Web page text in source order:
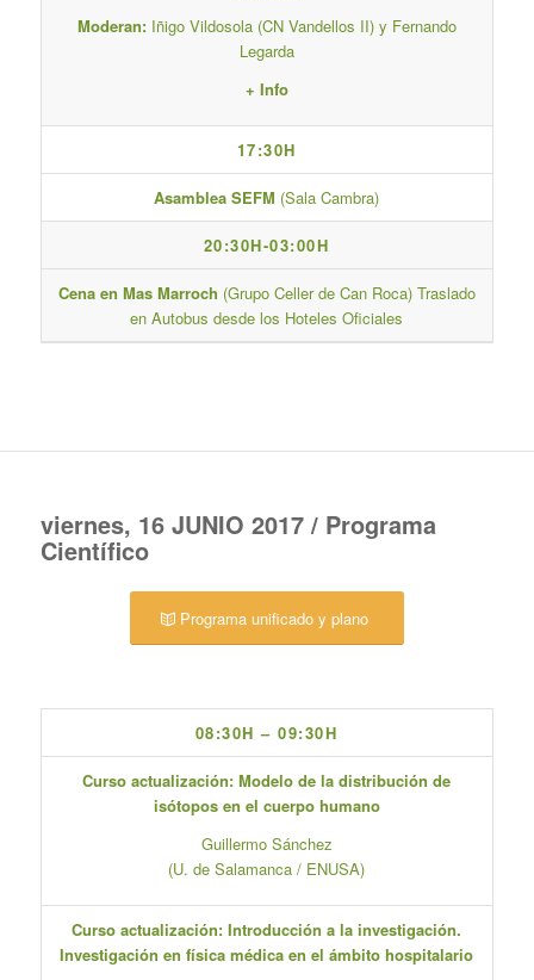
Moderan:Iñigo Vildosola (CN Vandellos II) y Fernando
Legarda
+ Info
17:30H
Asamblea SEFM (Sala Cambra)
20:30H-03:00H
Cena en Mas Marroch (Grupo Celler de Can Roca) Traslado
en Autobus desde los Hoteles Oficiales
viernes, 16 JUNIO 2017 / Programa
Científico
Programa unificado y plano
08:30H – 09:30H
Curso actualización: Modelo de la distribución de
isótopos en el cuerpo humano
Guillermo Sánchez
(U. de Salamanca / ENUSA)
Curso actualización: Introducción a la investigación.
Investigación en física médica en el ámbito hospitalario